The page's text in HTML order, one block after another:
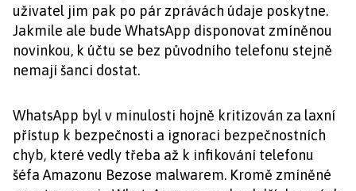
uživatel jim pak po pár zprávách údaje poskytne.
Jakmile ale bude WhatsApp disponovat zmíněnou
novinkou, k účtu se bez původního telefonu stejně
nemají šanci dostat.
WhatsApp byl v minulosti hojně kritizován za laxní
přístup k bezpečnosti a ignoraci bezpečnostních
chyb, které vedly třeba až k infikování telefonu
šéfa Amazonu Bezose malwarem. Kromě zmíněné